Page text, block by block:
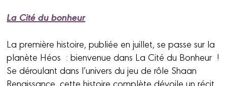
La Cité du bonheur
La première histoire, publiée en juillet, se passe sur la
planète Héos : bienvenue dans La Cité du Bonheur !
Se déroulant dans l’univers du jeu de rôle Shaan
Renaissance, cette histoire complète dévoile un récit